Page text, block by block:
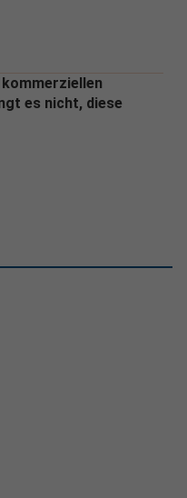
es nicht, diese